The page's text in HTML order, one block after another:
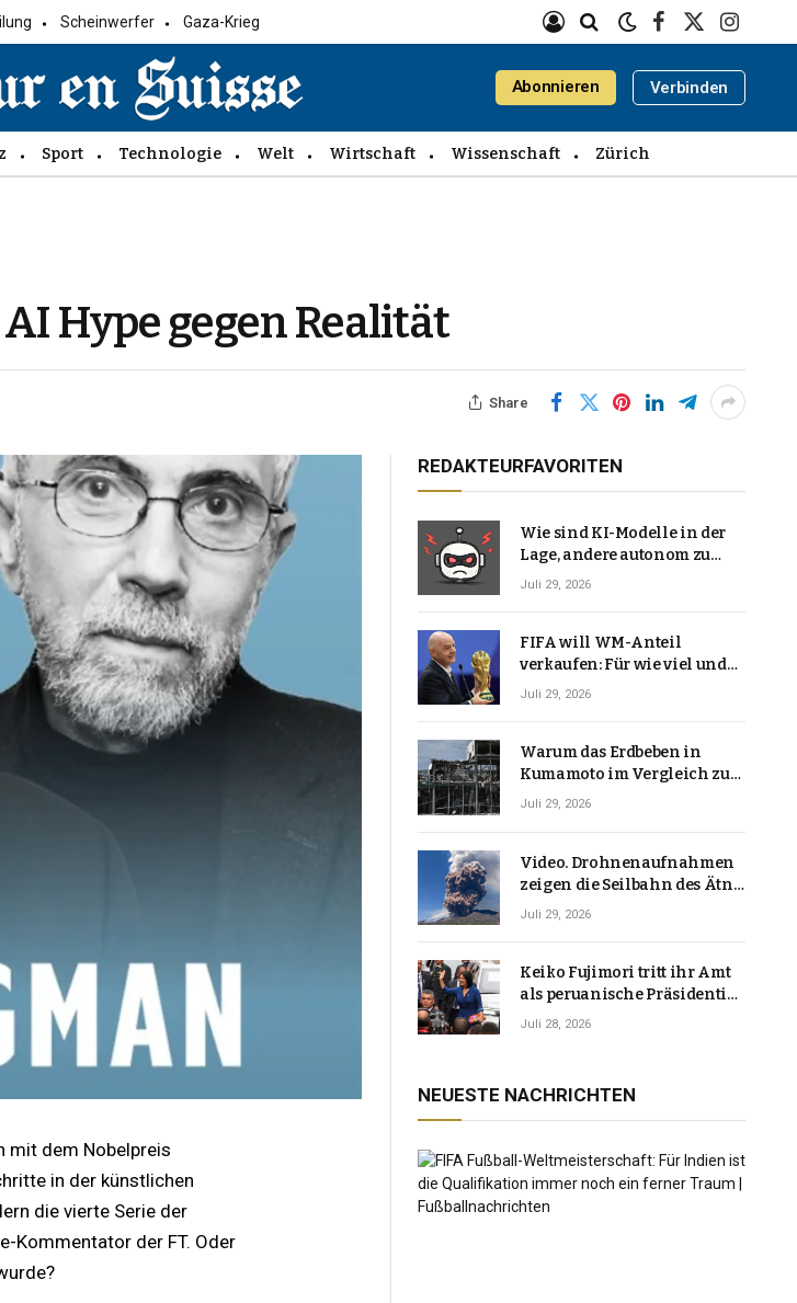
Scheinwerfer Gaza-Krieg
Facebook
X
Abonnieren Verbinden
Sport Technologie Welt Wirtschaft Wissenschaft Zürich
Hype gegen Realität
Share
mit dem Nobelpreis
in der künstlichen
die vierte Serie der
Kommentator der FT. Oder
REDAKTEURFAVORITEN
Wie sind KI-Modelle in der
Lage, andere autonom zu
hacken? | Technologie-News
Juli 29, 2026
FIFA will WM-Anteil
verkaufen: Für wie viel und
warum macht Gianni
Juli 29, 2026
Warum das Erdbeben in
Kumamoto im Vergleich zu
den meisten Erdbeben, die
Juli 29, 2026
Video. Drohnenaufnahmen
zeigen die Seilbahn des Ätna
über einer Vulkanlandschaft
Juli 29, 2026
Keiko Fujimori tritt ihr Amt
als peruanische Präsidentin
an und verspricht, das
Juli 28, 2026
NEUESTE NACHRICHTEN